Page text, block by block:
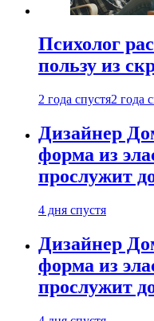
Психолог
пользу из
2 года спустя2 года
Дизайнер
форма из
прослужит
4 дня спустя
Дизайнер
форма из
прослужит